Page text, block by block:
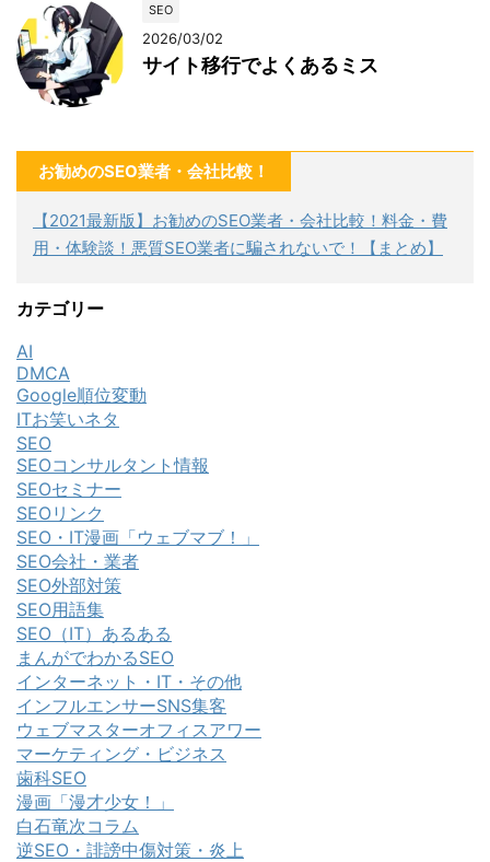
SEO
2026/03/02
サイト移行でよくあるミス
お勧めのSEO業者・会社比較！
【2021最新版】お勧めのSEO業者・会社比較！料金・費
用・体験談！悪質SEO業者に騙されないで！【まとめ】
カテゴリー
AI
DMCA
Google順位変動
ITお笑いネタ
SEO
SEOコンサルタント情報
SEOセミナー
SEOリンク
SEO・IT漫画「ウェブマブ！」
SEO会社・業者
SEO外部対策
SEO用語集
SEO（IT）あるある
まんがでわかるSEO
インターネット・IT・その他
インフルエンサーSNS集客
ウェブマスターオフィスアワー
マーケティング・ビジネス
歯科SEO
漫画「漫才少女！」
白石竜次コラム
逆SEO・誹謗中傷対策・炎上